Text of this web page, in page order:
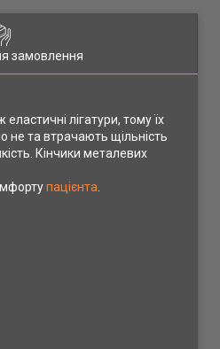
замовлення
лігатури, тому їх
не та втрачають щільність
Кінчики металевих
пацієнта